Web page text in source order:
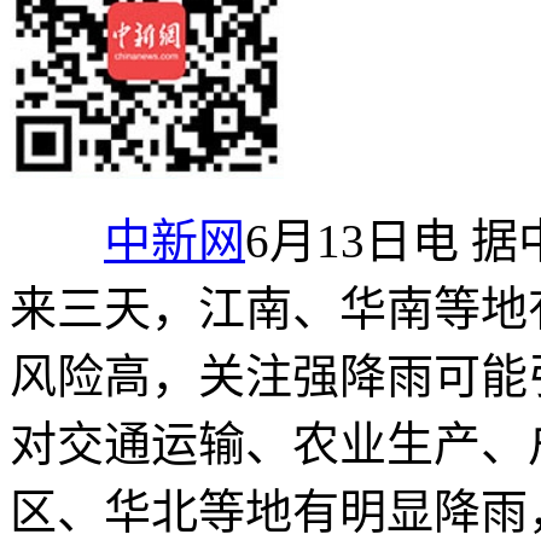
中新网6月13日电 据
来三天，江南、华南等
风险高，关注强降雨可
对交通运输、农业生产
区、华北等地有明显降